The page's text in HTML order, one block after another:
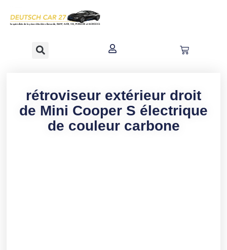
principal
rétroviseur extérieur droit
de Mini Cooper S électrique
de couleur carbone